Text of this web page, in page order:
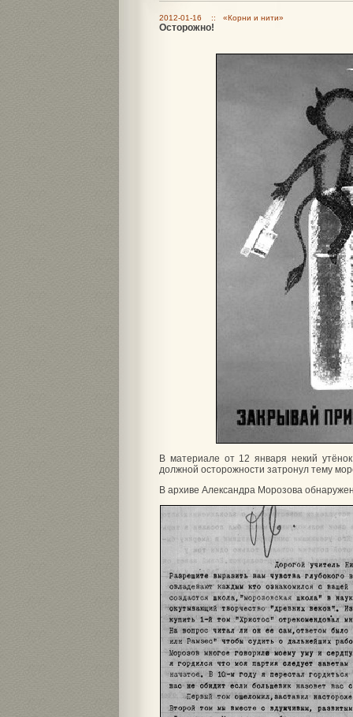
2012-01-16 :: «Корни и нити»
Осторожно!
В материале от 12 января некий
должной осторожности затронул тему
В архиве Александра Морозова